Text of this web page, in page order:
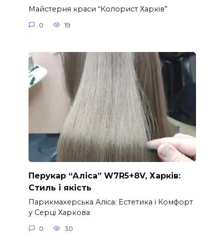
Майстерня краси “Колорист Харків”
0 19
Перукар “Аліса” W7R5+8V, Харків:
Стиль і якість
Парикмахерська Аліса: Естетика і Комфорт
у Серці Харкова
0 30